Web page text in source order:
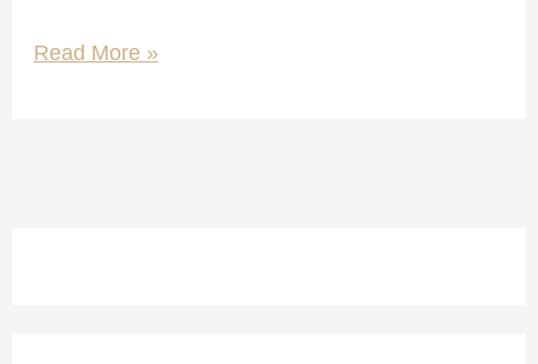
Read More »